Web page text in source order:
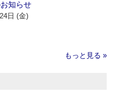
知らせ
日 (金)
もっと見る »